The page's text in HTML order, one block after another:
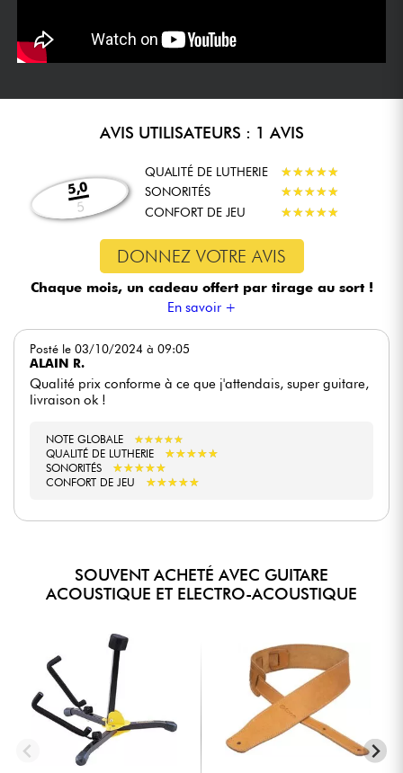
AVIS UTILISATEURS : 1 AVIS
5,0
5
QUALITÉ DE LUTHERIE ★★★★★
★★★★★
SONORITÉS
★★★★★
★★★★★
CONFORT DE JEU
★★★★★
★★★★★
DONNEZ VOTRE AVIS
Chaque mois, un cadeau offert par tirage au sort !
En savoir +
Posté le 03/10/2024 à 09:05
ALAIN R.
Qualité prix conforme à ce que j'attendais, super guitare,
livraison ok !
NOTE GLOBALE ★★★★★
★★★★★
QUALITÉ DE LUTHERIE
★★★★★
★★★★★
SONORITÉS ★★★★★
★★★★★
CONFORT DE JEU ★★★★★
★★★★★
SOUVENT ACHETÉ AVEC GUITARE
ACOUSTIQUE ET ELECTRO-ACOUSTIQUE